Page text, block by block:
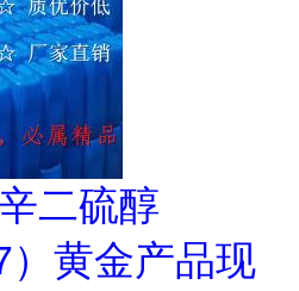
二硫醇
）黄金产品现